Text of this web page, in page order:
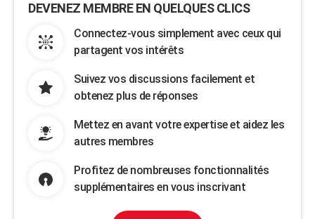
DEVENEZ MEMBRE EN QUELQUES CLICS
Connectez-vous simplement avec ceux qui
partagent vos intérêts
Suivez vos discussions facilement et
obtenez plus de réponses
Mettez en avant votre expertise et aidez les
autres membres
Profitez de nombreuses fonctionnalités
supplémentaires en vous inscrivant